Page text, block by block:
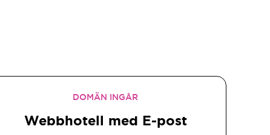
DOMÄN INGÅR
Webbhotell med E-post